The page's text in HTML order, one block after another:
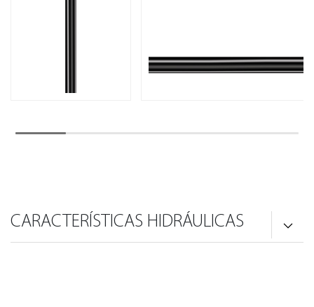
CARACTERÍSTICAS HIDRÁULICAS